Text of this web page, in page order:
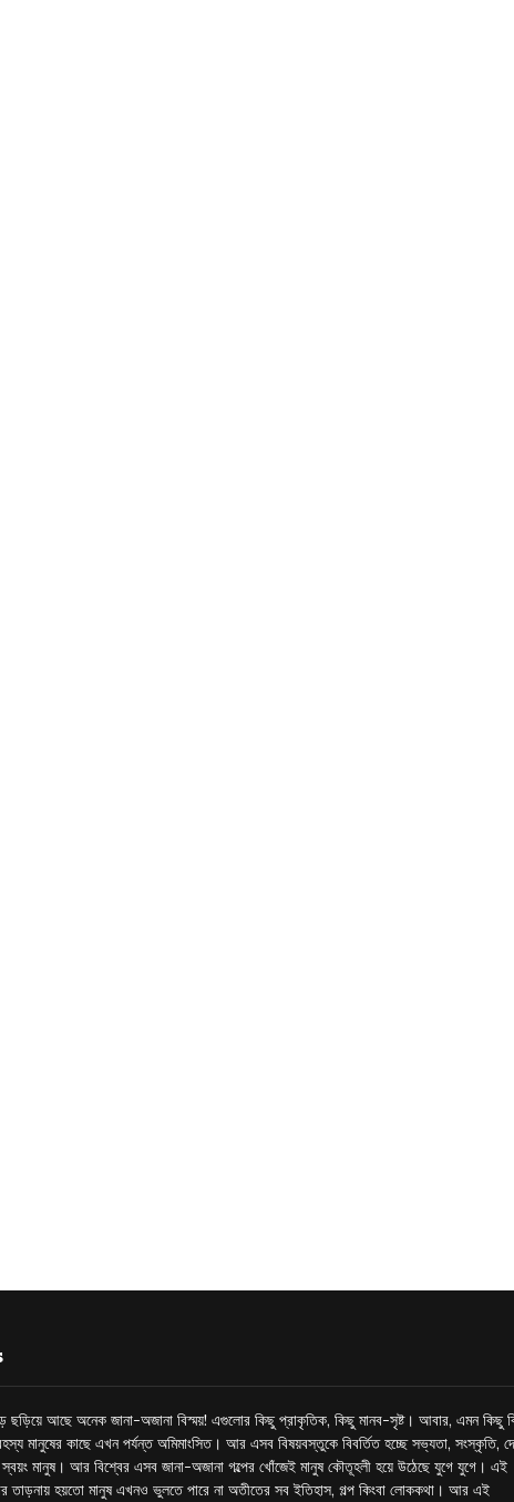
ছড়িয়ে আছে অনেক জানা-অজানা বিস্ময়! এগুলোর কিছু প্রাকৃতিক, কিছু মানব-সৃষ্ট। আবার, এমন কিছু
মানুষের কাছে এখন পর্যন্ত অমিমাংসিত। আর এসব বিষয়বস্তুকে বিবর্তিত হচ্ছে সভ্যতা, সংস্কৃতি,
স্বয়ং মানুষ। আর বিশ্বের এসব জানা-অজানা গল্পের খোঁজেই মানুষ কৌতূহলী হয়ে উঠেছে যুগে যুগে। এই
তাড়নায় হয়তো মানুষ এখনও ভুলতে পারে না অতীতের সব ইতিহাস, গল্প কিংবা লোককথা। আর এই